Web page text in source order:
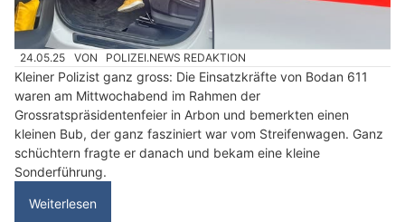
24.05.25 VON POLIZEI.NEWS REDAKTION
Kleiner Polizist ganz gross: Die Einsatzkräfte von Bodan 611
waren am Mittwochabend im Rahmen der
Grossratspräsidentenfeier in Arbon und bemerkten einen
kleinen Bub, der ganz fasziniert war vom Streifenwagen. Ganz
schüchtern fragte er danach und bekam eine kleine
Sonderführung.
Weiterlesen